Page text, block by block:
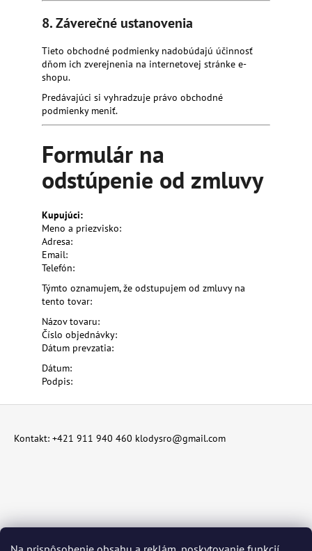
8. Záverečné ustanovenia
Tieto obchodné podmienky nadobúdajú účinnosť
dňom ich zverejnenia na internetovej stránke e-
shopu.
Predávajúci si vyhradzuje právo obchodné
podmienky meniť.
Formulár na
odstúpenie od zmluvy
Kupujúci:
Meno a priezvisko:
Adresa:
Email:
Telefón:
Týmto oznamujem, že odstupujem od zmluvy na
tento tovar:
Názov tovaru:
Číslo objednávky:
Dátum prevzatia:
Dátum:
Podpis:
e
Kontakt: +421 911 940 460 klodysro@gmail.com